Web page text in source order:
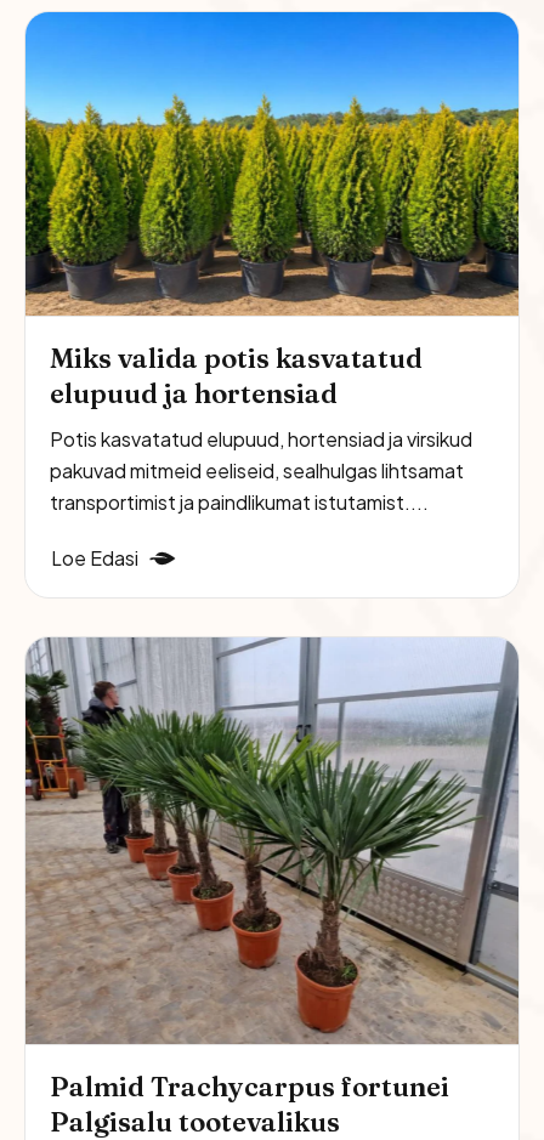
Miks valida potis kasvatatud
elupuud ja hortensiad
Potis kasvatatud elupuud, hortensiad ja virsikud
pakuvad mitmeid eeliseid, sealhulgas lihtsamat
transportimist ja paindlikumat istutamist....
Loe Edasi
Palmid Trachycarpus fortunei
Palgisalu tootevalikus